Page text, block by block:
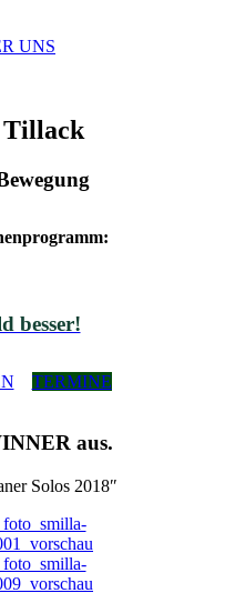
UNS
besser!
TERMINE
aus.
Solos 2018″